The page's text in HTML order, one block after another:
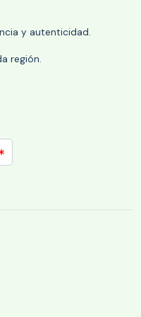
y autenticidad.
región.